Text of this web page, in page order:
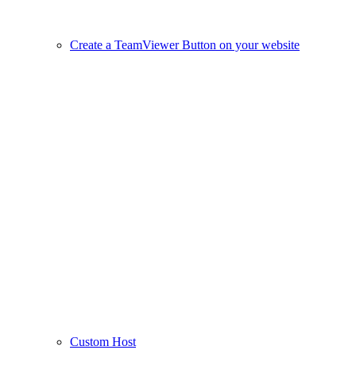
Create a TeamViewer Button on your website
Custom Host